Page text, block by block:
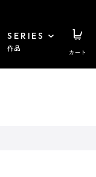
SERIES
作品 カート